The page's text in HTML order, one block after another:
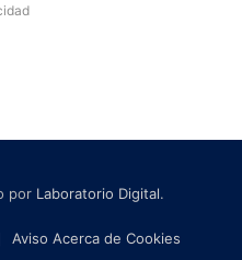
por Laboratorio Digital.
Aviso Acerca de Cookies